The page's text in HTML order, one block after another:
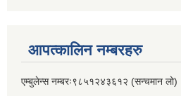
आपत्कालिन नम्बरहरु
एम्बुलेन्स नम्बरः९८५१२४३६१२ (सन्चमान लो)